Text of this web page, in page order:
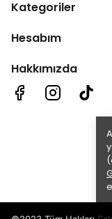
Kategoriler
Hesabım
Hakkımızda